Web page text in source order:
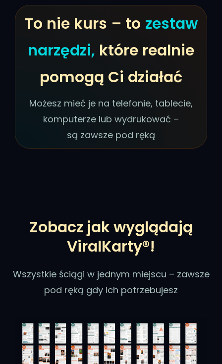
To nie kurs – to zestaw
narzędzi, które realnie
pomogą Ci działać
Możesz mieć je na telefonie, tablecie,
komputerze lub wydrukować –
są zawsze pod ręką
Zobacz jak wyglądają
ViralKarty®!
Wszystkie ściągi w jednym miejscu – zawsze
pod ręką gdy ich potrzebujesz